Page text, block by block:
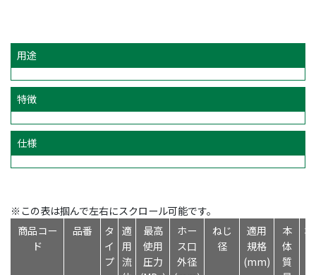
用途
特徴
仕様
※この表は掴んで左右にスクロール可能です。
商品コー
ド
品番
タ
イ
プ
適
用
流
最高
使用
圧力
ホー
ス口
外径
ねじ
径
適用
規格
(mm)
本
体
質